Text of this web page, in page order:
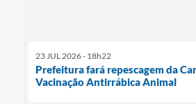
23 JUL 2026 - 18h22
Prefeitura fará repescagem da
Vacinação Antirrábica Animal